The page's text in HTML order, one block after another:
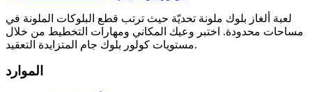
لعبة ألغاز بلوك ملونة تحديّة حيث ترتب قطع البلوكات الملونة في
مساحات محدودة. اختبر وعيك المكاني ومهارات التخطيط من خلال
مستويات كولور بلوك جام المتزايدة التعقيد.
الموارد